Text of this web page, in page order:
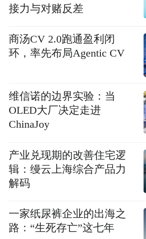
接力与对赌反差
商汤CV 2.0跑通盈利闭
环，率先布局Agentic CV
维信诺的边界实验：当
OLED大厂决定走进
ChinaJoy
产业兑现期的改善住宅逻
辑：缦云上海综合产品力
解码
一家纸尿裤企业的出海之
路：“生死存亡”这七年